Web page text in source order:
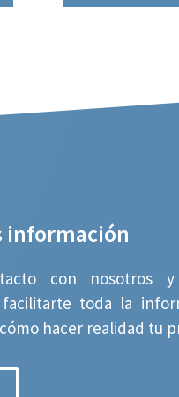
información
con nosotros y
toda la
hacer realidad tu